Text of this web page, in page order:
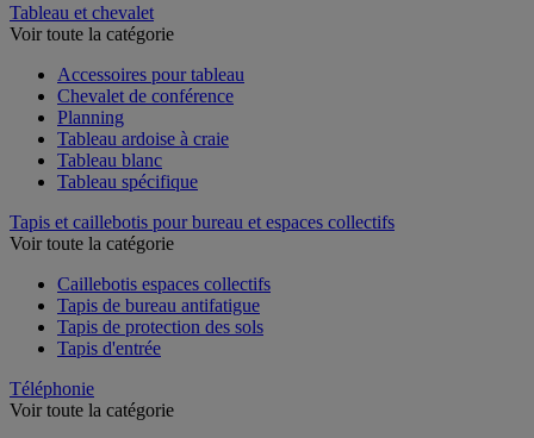
Tableau et chevalet
Voir toute la catégorie
Accessoires pour tableau
Chevalet de conférence
Planning
Tableau ardoise à craie
Tableau blanc
Tableau spécifique
Tapis et caillebotis pour bureau et espaces collectifs
Voir toute la catégorie
Caillebotis espaces collectifs
Tapis de bureau antifatigue
Tapis de protection des sols
Tapis d'entrée
Téléphonie
Voir toute la catégorie